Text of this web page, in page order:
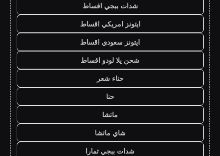
شدات ببجي اقساط
ايتونز امريكي اقساط
ايتونز سعودي اقساط
شحن يلا لودو اقساط
حناء شعر
حنا
ماتشا
شاي ماتشا
شدات ببجي تمارا